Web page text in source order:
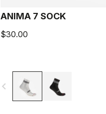
ANIMA 7 SOCK
$30.00
navigate_before